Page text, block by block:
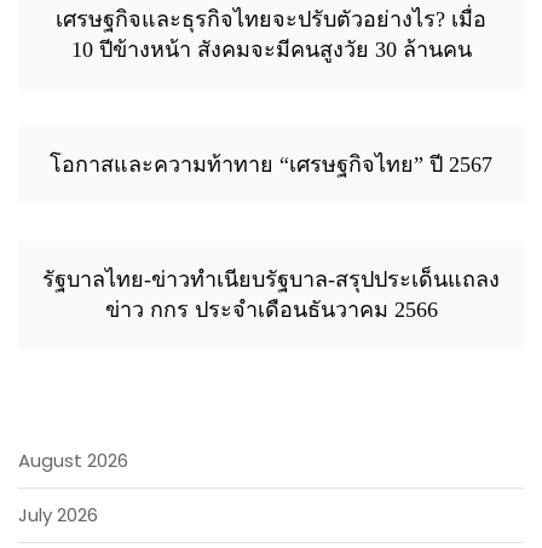
เศรษฐกิจและธุรกิจไทยจะปรับตัวอย่างไร? เมื่อ
10 ปีข้างหน้า สังคมจะมีคนสูงวัย 30 ล้านคน
โอกาสและความท้าทาย “เศรษฐกิจไทย” ปี 2567
รัฐบาลไทย-ข่าวทำเนียบรัฐบาล-สรุปประเด็นแถลง
ข่าว กกร ประจำเดือนธันวาคม 2566
August 2026
July 2026